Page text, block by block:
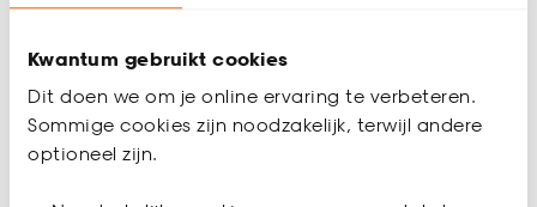
Kwantum gebruikt cookies
Dit doen we om je online ervaring te verbeteren.
Sommige cookies zijn noodzakelijk, terwijl andere
optioneel zijn.
Geschikt voor 140×200 cm dekbed
Gemaakt van 100% katoen
Wasbaar op 40 graden
Inclusief bijpassende kussensloop
Inclusief instopstrook